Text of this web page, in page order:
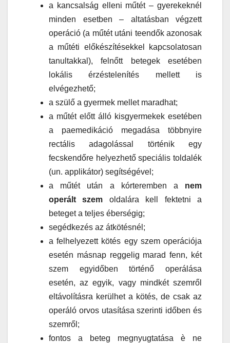
a kancsalság elleni műtét – gyerekeknél
minden esetben – altatásban végzett
operáció (a műtét utáni teendők azonosak
a műtéti előkészítésekkel kapcsolatosan
tanultakkal), felnőtt betegek esetében
lokális érzéstelenítés mellett is
elvégezhető;
a szülő a gyermek mellet maradhat;
a műtét előtt álló kisgyermekek esetében
a paemedikáció megadása többnyire
rectális adagolással történik egy
fecskendőre helyezhető speciális toldalék
(un. applikátor) segítségével;
a műtét után a kórteremben a nem
operált szem oldalára kell fektetni a
beteget a teljes éberségig;
segédkezés az átkötésnél;
a felhelyezett kötés egy szem operációja
esetén másnap reggelig marad fenn, két
szem egyidőben történő operálása
esetén, az egyik, vagy mindkét szemről
eltávolításra kerülhet a kötés, de csak az
operáló orvos utasítása szerinti időben és
szemről;
fontos a beteg megnyugtatása è ne